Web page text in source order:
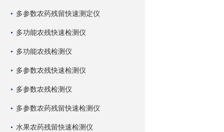
多参数农药残留快速测定仪
多功能农残快速检测仪
多功能农残检测仪
多参数农残快速检测仪
多参数农残检测仪
多参数农药残留快速检测仪
水果农药残留快速检测仪